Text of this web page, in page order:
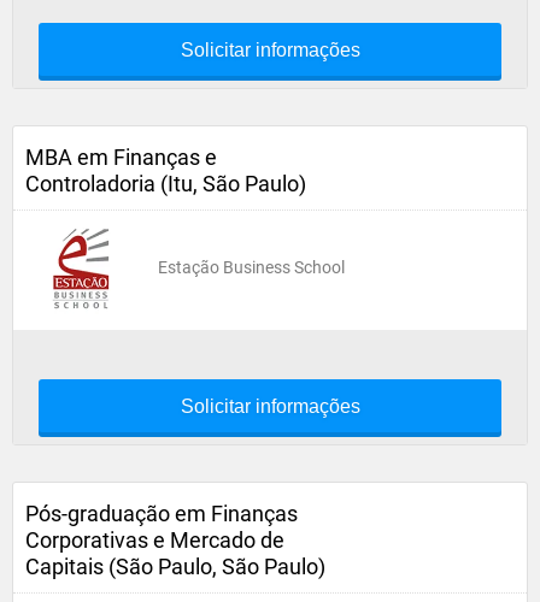
Solicitar informações
MBA em Finanças e
Controladoria (Itu, São Paulo)
Estação Business School
Solicitar informações
Pós-graduação em Finanças
Corporativas e Mercado de
Capitais (São Paulo, São Paulo)